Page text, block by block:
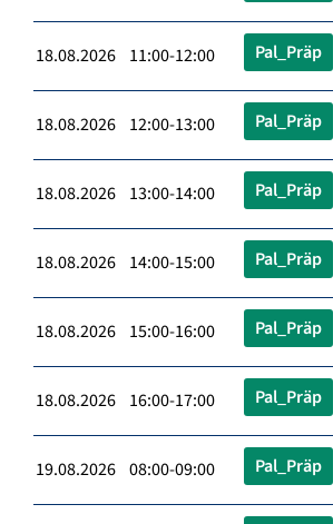
18.08.2026 11:00-12:00 Pal_Präp
18.08.2026 12:00-13:00 Pal_Präp
18.08.2026 13:00-14:00 Pal_Präp
18.08.2026 14:00-15:00 Pal_Präp
18.08.2026 15:00-16:00 Pal_Präp
18.08.2026 16:00-17:00 Pal_Präp
19.08.2026 08:00-09:00 Pal_Präp